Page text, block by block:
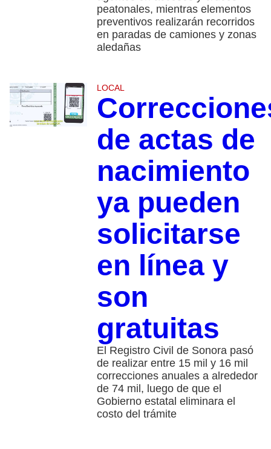
peatonales, mientras elementos
preventivos realizarán recorridos
en paradas de camiones y zonas
aledañas
LOCAL
de actas de
nacimiento
ya pueden
solicitarse
en línea y
son
gratuitas
El Registro Civil de Sonora pasó
de realizar entre 15 mil y 16 mil
correcciones anuales a alrededor
de 74 mil, luego de que el
Gobierno estatal eliminara el
costo del trámite